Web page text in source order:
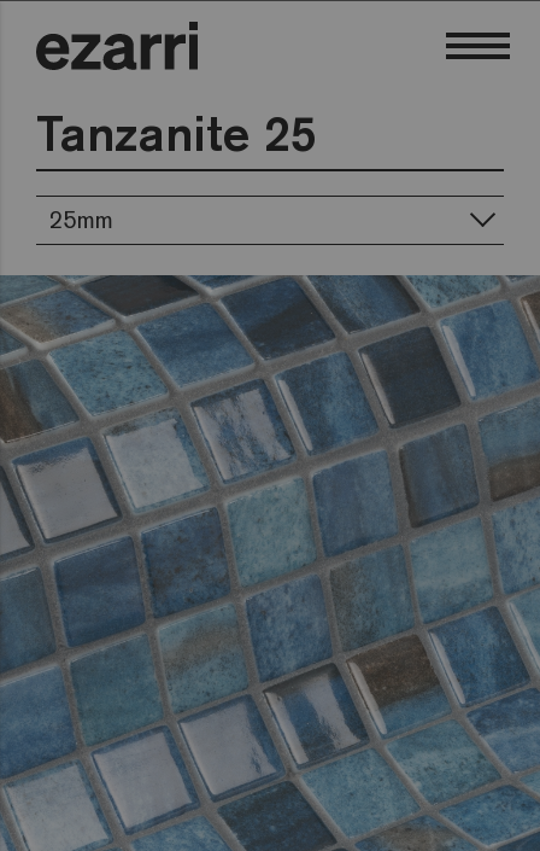
Tanzanite 25
25mm